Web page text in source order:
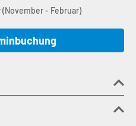
(November - Februar)